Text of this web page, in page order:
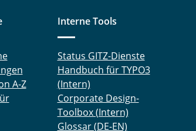
A-Z
Interne Tools
Status GITZ-Dienste
Handbuch für TYPO3
(Intern)
Corporate Design-
Toolbox (Intern)
Glossar (DE-EN)